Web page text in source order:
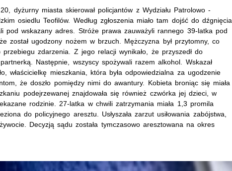
dyżurny miasta skierował policjantów z Wydziału Patrolowo -
osiedlu Teofilów. Według zgłoszenia miało tam dojść do dźgnięcia
pod wskazany adres. Stróże prawa zauważyli rannego 39-latka pod
został ugodzony nożem w brzuch. Mężczyzna był przytomny, co
zdarzenia. Z jego relacji wynikało, że przyszedł do
Następnie, wszyscy spożywali razem alkohol. Wskazał
właścicielkę mieszkania, która była odpowiedzialna za ugodzenie
że doszło pomiędzy nimi do awantury. Kobieta broniąc się miała
podejrzewanej znajdowała się również czwórka jej dzieci, w
rodzinie. 27-latka w chwili zatrzymania miała 1,3 promila
do policyjnego aresztu. Usłyszała zarzut usiłowania zabójstwa,
Decyzją sądu została tymczasowo aresztowana na okres